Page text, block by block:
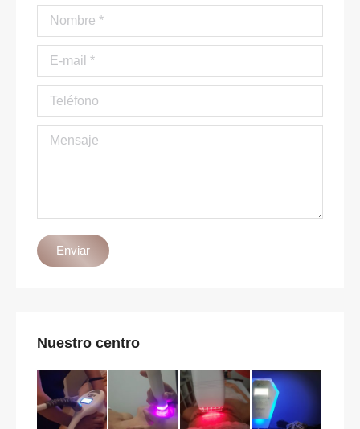
Nombre *
E-mail *
Teléfono
Mensaje
Enviar
Nuestro centro